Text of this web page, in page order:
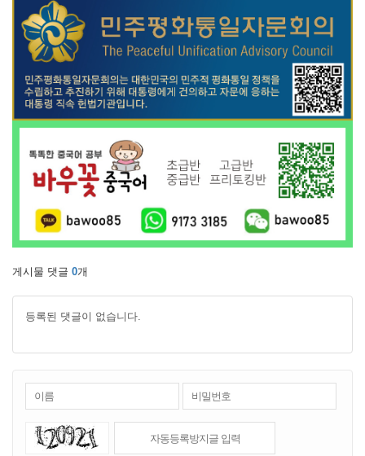
게시물 댓글 0개
등록된 댓글이 없습니다.